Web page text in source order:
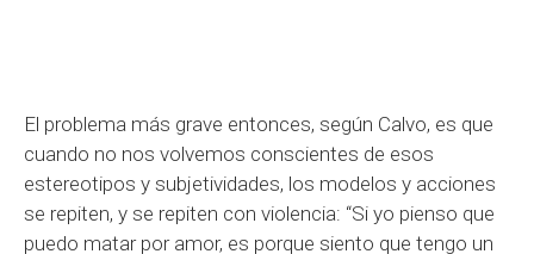
El problema más grave entonces, según Calvo, es que
cuando no nos volvemos conscientes de esos
estereotipos y subjetividades, los modelos y acciones
se repiten, y se repiten con violencia: “Si yo pienso que
puedo matar por amor, es porque siento que tengo un